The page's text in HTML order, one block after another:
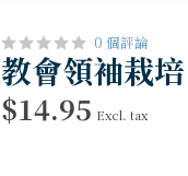
0 個評論
教會領袖栽
$14.95 Excl. tax